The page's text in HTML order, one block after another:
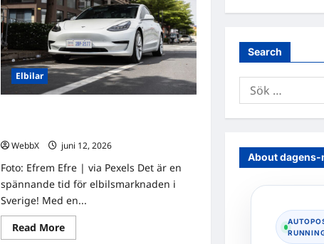
Elbilar
WebbX
juni 12, 2026
Foto: Efrem Efre | via Pexels Det är en
spännande tid för elbilsmarknaden i
Sverige! Med en...
Read MoreRead
more
Search
Sök
efter:
About dagens-